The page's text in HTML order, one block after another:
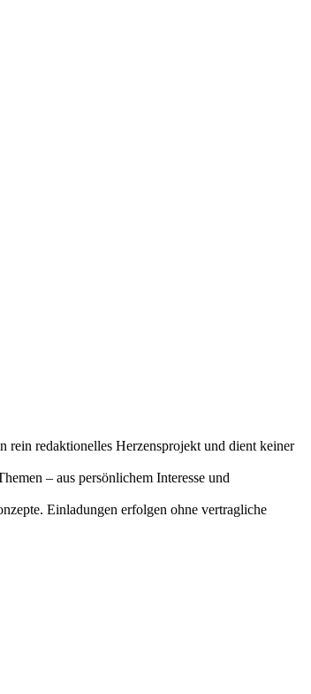
rein redaktionelles Herzensprojekt und dient keiner
– aus persönlichem Interesse und
Einladungen erfolgen ohne vertragliche